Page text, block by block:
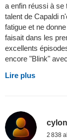
a enfin réussi à se
talent de Capaldi
fatigue et ne
faisait dans les
excellents
encore "Blink"
Lire plus
2 838